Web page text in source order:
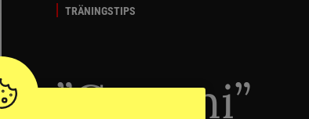
TRÄNINGSTIPS
”Gummi”